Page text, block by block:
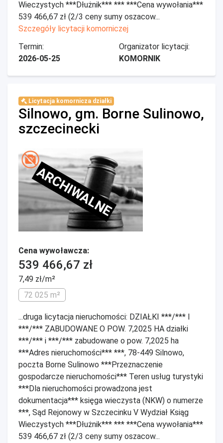
Wieczystych ***Dłużnik*** *** ***Cena wywołania***
539 466,67 zł (2/3 ceny sumy oszacow...
Szczegóły licytacji komorniczej
Termin:
2026-05-25
Organizator licytacji:
KOMORNIK
Licytacja komornicza działki
Silnowo, gm. Borne Sulinowo,
szczecinecki
ARCHIWALNE
Cena wywoławcza:
539 466,67 zł
7,49 zł/m²
72 025 m²
...druga licytacja nieruchomości: DZIAŁKI ***/*** I
***/*** ZABUDOWANE O POW. 7,2025 HA działki
***/*** i ***/*** zabudowane o pow. 7,2025 ha
***Adres nieruchomości*** ***, 78-449 Silnowo,
poczta Borne Sulinowo ***Przeznaczenie
gospodarcze nieruchomości*** Teren usług turystyki
***Dla nieruchomości prowadzona jest
dokumentacja*** księga wieczysta (NKW) o numerze
***, Sąd Rejonowy w Szczecinku V Wydział Ksiąg
Wieczystych ***Dłużnik*** *** ***Cena wywołania***
539 466,67 zł (2/3 ceny sumy oszacow...